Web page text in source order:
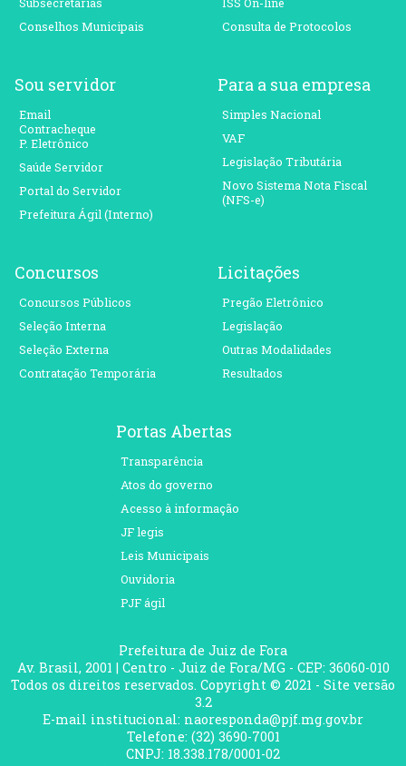
Subsecretarias
Conselhos Municipais
ISS On-line
Consulta de Protocolos
Sou servidor
Email
Contracheque
P. Eletrônico
Saúde Servidor
Portal do Servidor
Prefeitura Ágil (Interno)
Para a sua empresa
Simples Nacional
VAF
Legislação Tributária
Novo Sistema Nota Fiscal
(NFS-e)
Concursos
Concursos Públicos
Seleção Interna
Seleção Externa
Contratação Temporária
Licitações
Pregão Eletrônico
Legislação
Outras Modalidades
Resultados
Portas Abertas
Transparência
Atos do governo
Acesso à informação
JF legis
Leis Municipais
Ouvidoria
PJF ágil
Prefeitura de Juiz de Fora
Av. Brasil, 2001 | Centro - Juiz de Fora/MG - CEP: 36060-010
Todos os direitos reservados. Copyright © 2021 - Site versão
3.2
E-mail institucional: naoresponda@pjf.mg.gov.br
Telefone: (32) 3690-7001
CNPJ: 18.338.178/0001-02